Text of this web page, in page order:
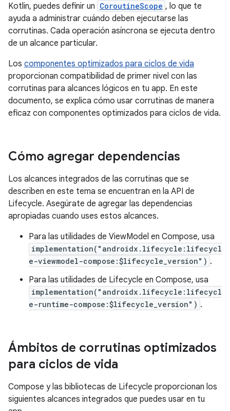
Kotlin, puedes definir un CoroutineScope , lo que te
ayuda a administrar cuándo deben ejecutarse las
corrutinas. Cada operación asíncrona se ejecuta dentro
de un alcance particular.
Los componentes optimizados para ciclos de vida
proporcionan compatibilidad de primer nivel con las
corrutinas para alcances lógicos en tu app. En este
documento, se explica cómo usar corrutinas de manera
eficaz con componentes optimizados para ciclos de vida.
Cómo agregar dependencias
Los alcances integrados de las corrutinas que se
describen en este tema se encuentran en la API de
Lifecycle. Asegúrate de agregar las dependencias
apropiadas cuando uses estos alcances.
Para las utilidades de ViewModel en Compose, usa
implementation("androidx.lifecycle:lifecycl
e-viewmodel-compose:$lifecycle_version") .
Para las utilidades de Lifecycle en Compose, usa
implementation("androidx.lifecycle:lifecycl
e-runtime-compose:$lifecycle_version") .
Ámbitos de corrutinas optimizados
para ciclos de vida
Compose y las bibliotecas de Lifecycle proporcionan los
siguientes alcances integrados que puedes usar en tu